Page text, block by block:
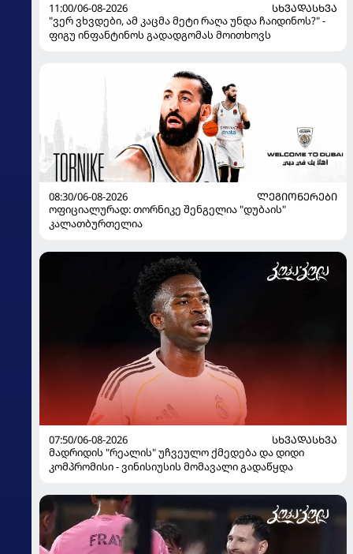
11:00/06-08-2026
ᲡᲮᲕᲐᲓᲐᲡᲮᲕᲐ
"ვერ ვხვდები, ამ კაცმა მეტი რაღა უნდა ჩაიდინოს?" -
ფიგუ ინფანტინოს გადადგომას მოითხოვს
08:30/06-08-2026
ᲚᲔᲒᲘᲝᲜᲔᲠᲔᲑᲘ
ოფიციალურად: თორნიკე შენგელია "დუბაის"
კალათბურთელია
07:50/06-08-2026
ᲡᲮᲕᲐᲓᲐᲡᲮᲕᲐ
მადრიდის "რეალის" უჩვეულო ქმედება და დიდი
კომპრომისი - ვინისიუსის მომავალი გადაწყდა